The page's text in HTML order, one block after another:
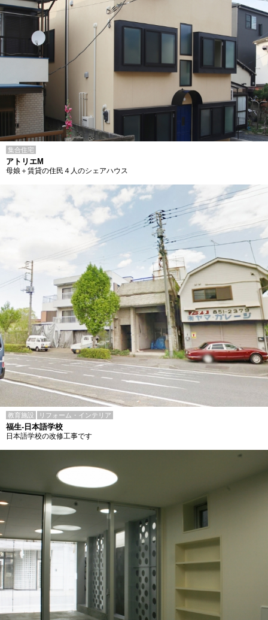
集合住宅
アトリエM
母娘＋賃貸の住民４人のシェアハウス
教育施設 リフォーム・インテリア
福生-日本語学校
日本語学校の改修工事です